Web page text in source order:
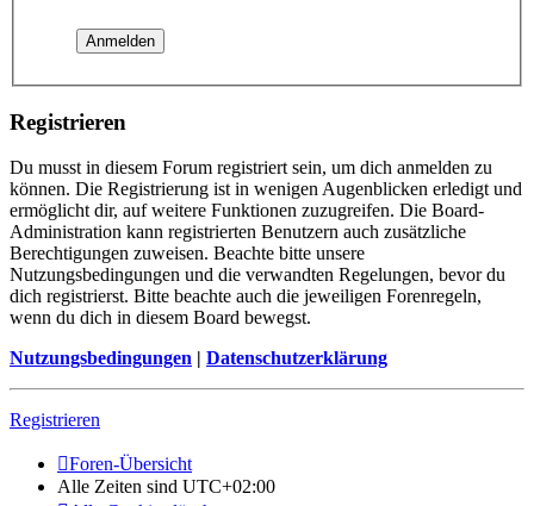
Registrieren
Du musst in diesem Forum registriert sein, um dich anmelden zu
können. Die Registrierung ist in wenigen Augenblicken erledigt und
ermöglicht dir, auf weitere Funktionen zuzugreifen. Die Board-
Administration kann registrierten Benutzern auch zusätzliche
Berechtigungen zuweisen. Beachte bitte unsere
Nutzungsbedingungen und die verwandten Regelungen, bevor du
dich registrierst. Bitte beachte auch die jeweiligen Forenregeln,
wenn du dich in diesem Board bewegst.
Nutzungsbedingungen | Datenschutzerklärung
Registrieren
Foren-Übersicht
Alle Zeiten sind UTC+02:00